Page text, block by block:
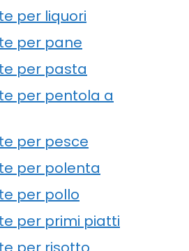
per liquori
per pane
per pasta
per pentola a
per pesce
per polenta
per pollo
per primi piatti